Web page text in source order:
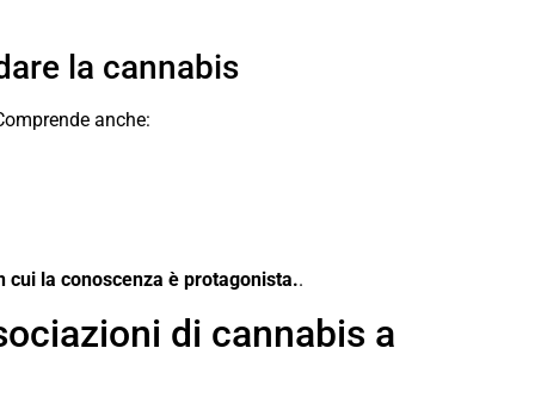
la cannabis
anche:
la conoscenza è protagonista..
di cannabis a